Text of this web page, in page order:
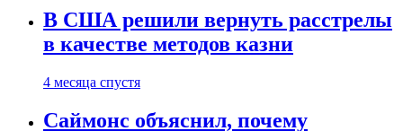
В США решили вернуть расстрелы
в качестве методов казни
4 месяца спустя
Саймонс объяснил, почему